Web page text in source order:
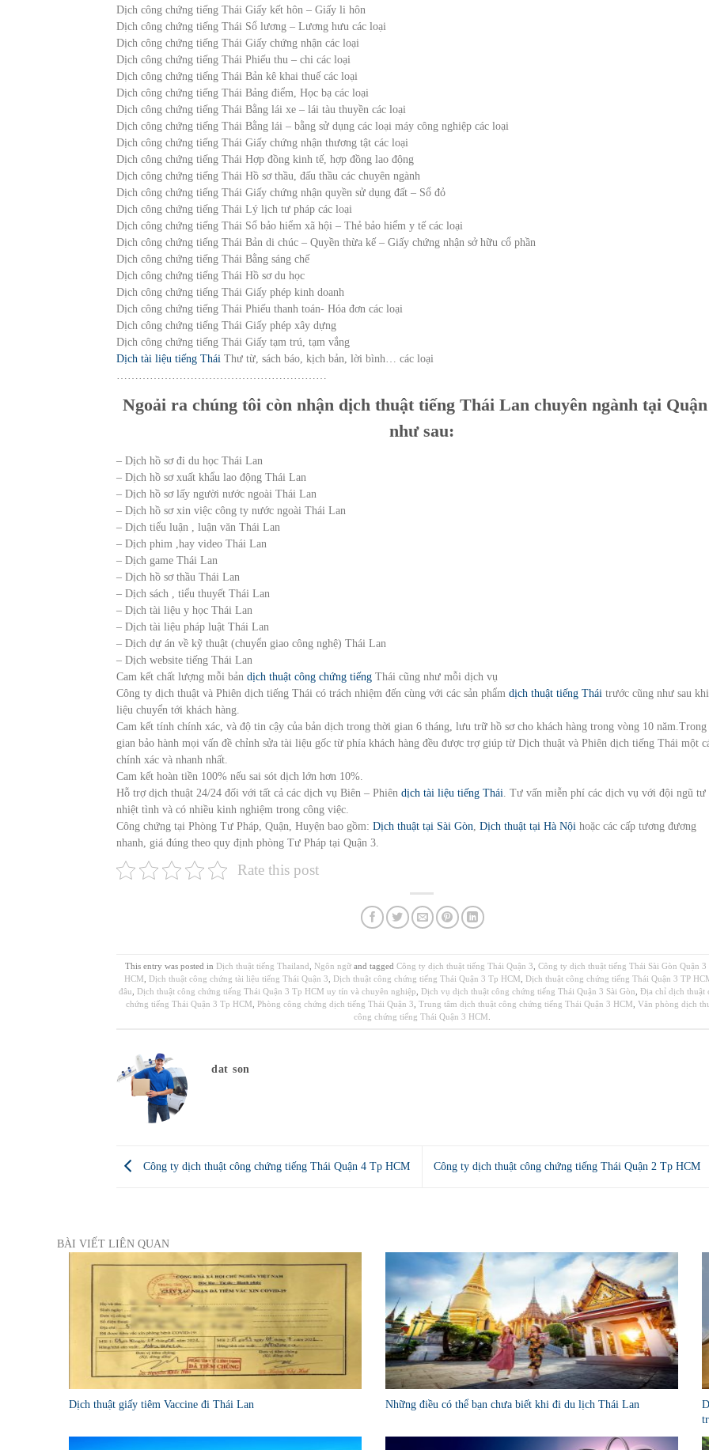
Dịch công chứng tiếng Thái Giấy kết hôn – Giấy li hôn
Dịch công chứng tiếng Thái Sổ lương – Lương hưu các loại
Dịch công chứng tiếng Thái Giấy chứng nhận các loại
Dịch công chứng tiếng Thái Phiếu thu – chi các loại
Dịch công chứng tiếng Thái Bản kê khai thuế các loại
Dịch công chứng tiếng Thái Bảng điểm, Học bạ các loại
Dịch công chứng tiếng Thái Bằng lái xe – lái tàu thuyền các loại
Dịch công chứng tiếng Thái Bằng lái – bằng sử dụng các loại máy công nghiệp các loại
Dịch công chứng tiếng Thái Giấy chứng nhận thương tật các loại
Dịch công chứng tiếng Thái Hợp đồng kinh tế, hợp đồng lao động
Dịch công chứng tiếng Thái Hồ sơ thầu, đấu thầu các chuyên ngành
Dịch công chứng tiếng Thái Giấy chứng nhận quyền sử dụng đất – Sổ đỏ
Dịch công chứng tiếng Thái Lý lịch tư pháp các loại
Dịch công chứng tiếng Thái Sổ bảo hiểm xã hội – Thẻ bảo hiểm y tế các loại
Dịch công chứng tiếng Thái Bản di chúc – Quyền thừa kế – Giấy chứng nhận sở hữu cổ phần
Dịch công chứng tiếng Thái Bằng sáng chế
Dịch công chứng tiếng Thái Hồ sơ du học
Dịch công chứng tiếng Thái Giấy phép kinh doanh
Dịch công chứng tiếng Thái Phiếu thanh toán- Hóa đơn các loại
Dịch công chứng tiếng Thái Giấy phép xây dựng
Dịch công chứng tiếng Thái Giấy tạm trú, tạm vắng
Dịch tài liệu tiếng Thái Thư từ, sách báo, kịch bản, lời bình… các loại
Ngoải ra chúng tôi còn nhận dịch thuật tiếng Thái Lan chuyên ngành tại
như sau:
– Dịch hồ sơ đi du học Thái Lan
– Dịch hồ sơ xuất khẩu lao động Thái Lan
– Dịch hồ sơ lấy người nước ngoài Thái Lan
– Dịch hồ sơ xin việc công ty nước ngoài Thái Lan
– Dịch tiểu luận , luận văn Thái Lan
– Dịch phim ,hay video Thái Lan
– Dịch game Thái Lan
– Dịch hồ sơ thầu Thái Lan
– Dịch sách , tiểu thuyết Thái Lan
– Dịch tài liệu y học Thái Lan
– Dịch tài liệu pháp luật Thái Lan
– Dịch dự án về kỹ thuật (chuyển giao công nghệ) Thái Lan
– Dịch website tiếng Thái Lan
Cam kết chất lượng mỗi bản dịch thuật công chứng tiếng Thái cũng như mỗi dịch vụ
Công ty dịch thuật và Phiên dịch tiếng Thái có trách nhiệm đến cùng với các sản phẩm dịch thuật tiếng Thái trước cũng như sau
liệu chuyển tới khách hàng.
Cam kết tính chính xác, và độ tin cậy của bản dịch trong thời gian 6 tháng, lưu trữ hồ sơ cho khách hàng trong vòng 10
gian bảo hành mọi vấn đề chỉnh sửa tài liệu gốc từ phía khách hàng đều được trợ giúp từ Dịch thuật và Phiên dịch tiếng Thái một
chính xác và nhanh nhất.
Cam kết hoàn tiền 100% nếu sai sót dịch lớn hơn 10%.
Hỗ trợ dịch thuật 24/24 đối với tất cả các dịch vụ Biên – Phiên dịch tài liệu tiếng Thái . Tư vấn miễn phí các dịch vụ với đội ngũ tư
nhiệt tình và có nhiều kinh nghiệm trong công việc.
Công chứng tại Phòng Tư Pháp, Quận, Huyện bao gồm: Dịch thuật tại Sài Gòn Dịch thuật tại Hà Nội hoặc các cấp tương đương
nhanh, giá đúng theo quy định phòng Tư Pháp tại Quận 3.
Rate this post
This entry was posted in Dịch thuật tiếng Thailand Ngôn ngữand tagged Công ty dịch thuật tiếng Thái Quận 3 Công ty dịch thuật tiếng Thái Sài Gòn Quận 3
HCM
Dịch thuật công chứng tài liệu tiếng Thái Quận 3 Dịch thuật công chứng tiếng Thái Quận 3 Tp HCM
Dịch thuật công chứng tiếng Thái Quận 3 TP
đâu
Dịch thuật công chứng tiếng Thái Quận 3 Tp HCM uy tín và chuyên nghiệp Dịch vụ dịch thuật công chứng tiếng Thái Quận 3 Sài Gòn Địa chỉ dịch thuật
chứng tiếng Thái Quận 3 Tp HCM
Phòng công chứng dịch tiếng Thái Quận 3 ,Trung tâm dịch thuật công chứng tiếng Thái Quận 3 HCM ,Văn phòng dịch
công chứng tiếng Thái Quận 3 HCM
dat son
Công ty dịch thuật công chứng tiếng Thái Quận 4 Tp HCM Công ty dịch thuật công chứng tiếng Thái Quận 2 Tp HCM
BÀI VIẾT LIÊN QUAN
Dịch thuật giấy tiêm Vaccine đi Thái Lan Những điều có thể bạn chưa biết khi đi du lịch Thái Lan